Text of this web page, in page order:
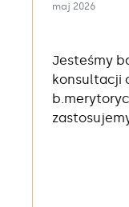
maj 2026
Jesteśmy
konsultacji